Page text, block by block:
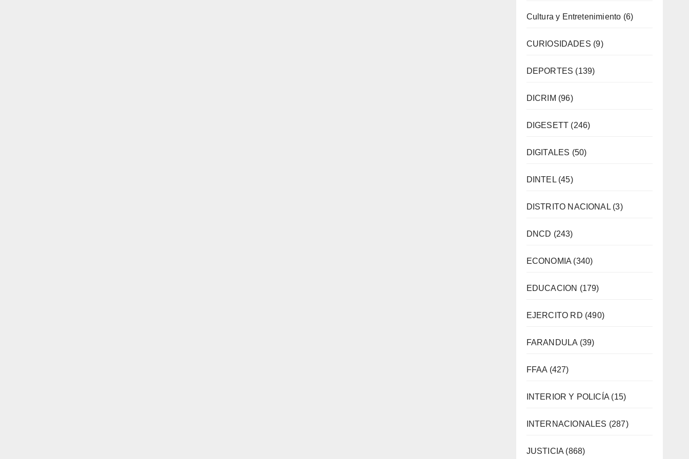
Cultura y Entretenimiento (6)
CURIOSIDADES (9)
DEPORTES (139)
DICRIM (96)
DIGESETT (246)
DIGITALES (50)
DINTEL(45)
DISTRITO NACIONAL(3)
DNCD (243)
ECONOMIA (340)
EDUCACION (179)
EJERCITO RD (490)
FARANDULA (39)
FFAA (427)
INTERIOR Y POLICÍA (15)
INTERNACIONALES (287)
JUSTICIA (868)